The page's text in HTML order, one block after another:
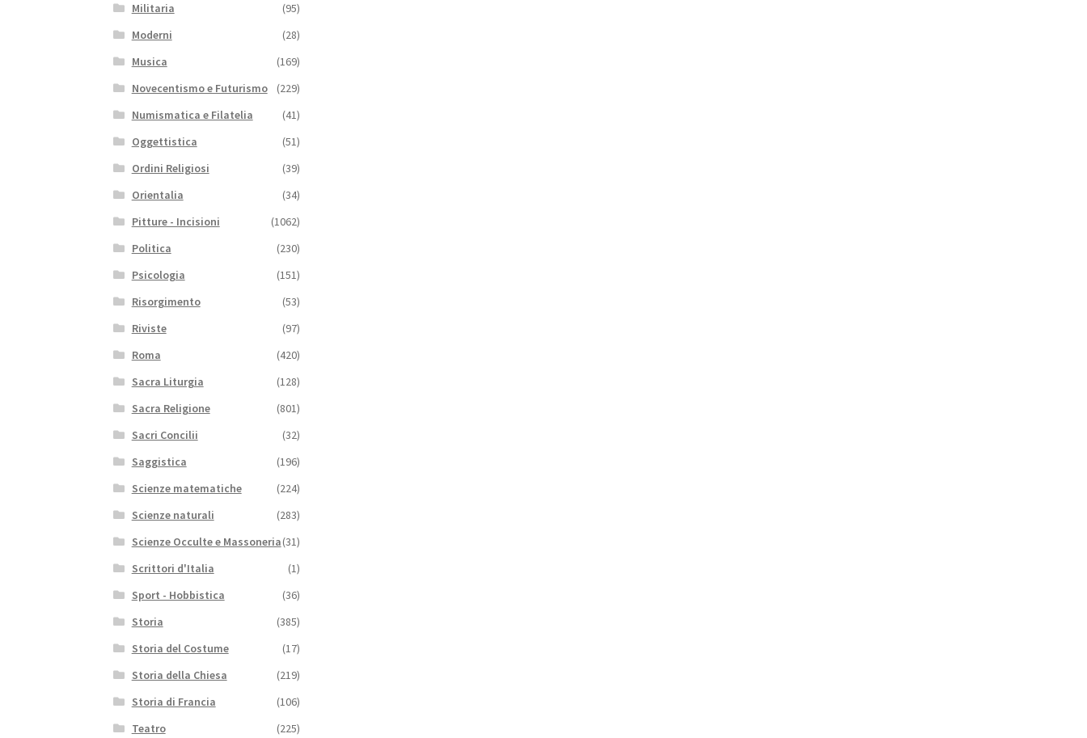
Militaria
(95)
Moderni
(28)
Musica
(169)
Novecentismo e Futurismo
(229)
Numismatica e Filatelia
(41)
Oggettistica
(51)
Ordini Religiosi
(39)
Orientalia
(34)
Pitture - Incisioni
(1062)
Politica
(230)
Psicologia
(151)
Risorgimento
(53)
Riviste
(97)
Roma
(420)
Sacra Liturgia
(128)
Sacra Religione
(801)
Sacri Concilii
(32)
Saggistica
(196)
Scienze matematiche
(224)
Scienze naturali
(283)
Scienze Occulte e Massoneria(31)
Scrittori d'Italia
(1)
Sport - Hobbistica
(36)
Storia
(385)
Storia del Costume
(17)
Storia della Chiesa
(219)
Storia di Francia
(106)
Teatro
(225)